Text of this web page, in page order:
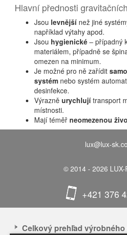
Hlavní přednosti
Jsou levnější než jiné
například výtahy apod.
Jsou hygienické – případný
materiálem, případně se
omezen na minimum.
Je možné pro ně zařídit
systém nebo systém
desinfekce.
Výrazně urychlují transport
místnosti.
Mají téměř neomezenou
lux@lux-
© 2014 - 2026 LUX-
+421 376
Celkový prehľad